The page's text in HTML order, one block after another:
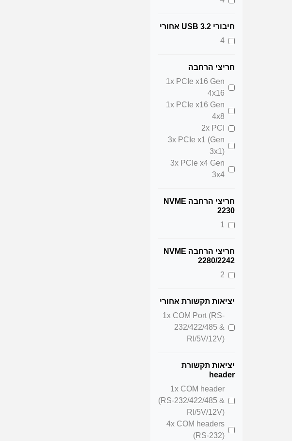
חיבורי USB 3.2 אחורי
4
חריצי הרחבה
1x PCIe x16 Gen
4x16
1x PCIe x16 Gen
4x8
2x PCI
3x PCIe x1 (Gen
3x1)
3x PCIe x4 Gen
3x4
חריצי הרחבה NVME
2230
1
חריצי הרחבה NVME
2280/2242
2
יציאות תקשורת אחורי
1x COM Port (RS-
232/422/485 &
RI/5V/12V)
יציאות תקשורת
header
1x COM header
(RS-232/422/485 &
RI/5V/12V)
4x COM headers
(RS-232)